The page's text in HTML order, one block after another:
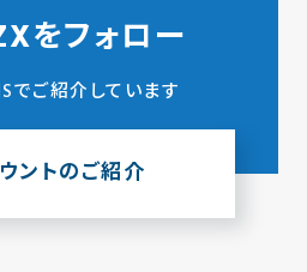
をフォロー
でご紹介しています
ントのご紹介